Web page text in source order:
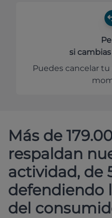
si
Puedes cancelar
Más de
respaldan
actividad, de
defendiendo
del